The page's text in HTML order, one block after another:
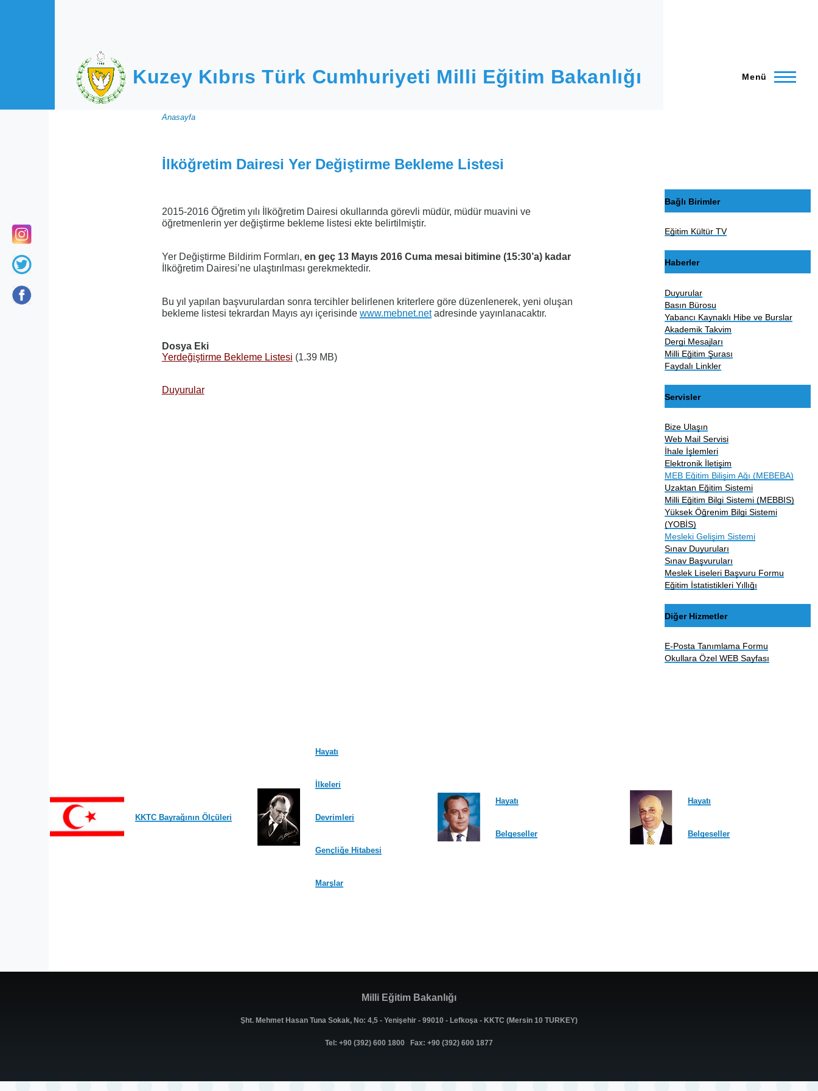
Kuzey Kıbrıs Türk Cumhuriyeti Milli Eğitim Bakanlığı Menü
Sayfa
yolu
Anasayfa
İlköğretim Dairesi Yer Değiştirme Bekleme Listesi
2015-2016 Öğretim yılı İlköğretim Dairesi okullarında görevli müdür, müdür muavini ve
öğretmenlerin yer değiştirme bekleme listesi ekte belirtilmiştir.
Yer Değiştirme Bildirim Formları, en geç 13 Mayıs 2016 Cuma mesai bitimine (15:30’a) kadar
İlköğretim Dairesi’ne ulaştırılması gerekmektedir.
Bu yıl yapılan başvurulardan sonra tercihler belirlenen kriterlere göre düzenlenerek, yeni oluşan
bekleme listesi tekrardan Mayıs ayı içerisinde www.mebnet.netadresinde yayınlanacaktır.
Dosya Eki
Yerdeğiştirme Bekleme Listesi (1.39 MB)
Duyurular
Bağlı Birimler
Eğitim Kültür TV
Haberler
Duyurular
Basın Bürosu
Yabancı Kaynaklı Hibe ve Burslar
Akademik Takvim
Dergi Mesajları
Milli Eğitim Şurası
Faydalı Linkler
Servisler
Bize Ulaşın
Web Mail Servisi
İhale İşlemleri
Elektronik İletişim
MEB Eğitim Bilişim Ağı (MEBEBA)
Uzaktan Eğitim Sistemi
Milli Eğitim Bilgi Sistemi (MEBBIS)
Yüksek Öğrenim Bilgi Sistemi
(YOBİS)
Mesleki Gelişim Sistemi
Sınav Duyuruları
Sınav Başvuruları
Meslek Liseleri Başvuru Formu
Eğitim İstatistikleri Yıllığı
Diğer Hizmetler
E-Posta Tanımlama Formu
Okullara Özel WEB Sayfası
KKTC Bayrağının Ölçüleri
Hayatı
İlkeleri
Devrimleri
Gençliğe Hitabesi
Marşlar
Hayatı
Belgeseller
Hayatı
Belgeseller
Milli Eğitim Bakanlığı
Şht. Mehmet Hasan Tuna Sokak, No: 4,5 - Yenişehir - 99010 - Lefkoşa - KKTC (Mersin 10 TURKEY)
Tel: +90 (392) 600 1800 Fax: +90 (392) 600 1877